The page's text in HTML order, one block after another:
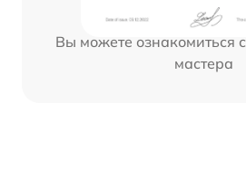
Вы можете ознакомиться
мастера